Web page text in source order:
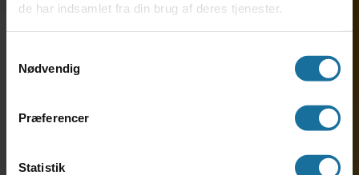
de har indsamlet fra din brug af deres tjenester.
Nødvendig
Præferencer
Statistik
Kontakt en
Søg ind på HF-enkeltfag